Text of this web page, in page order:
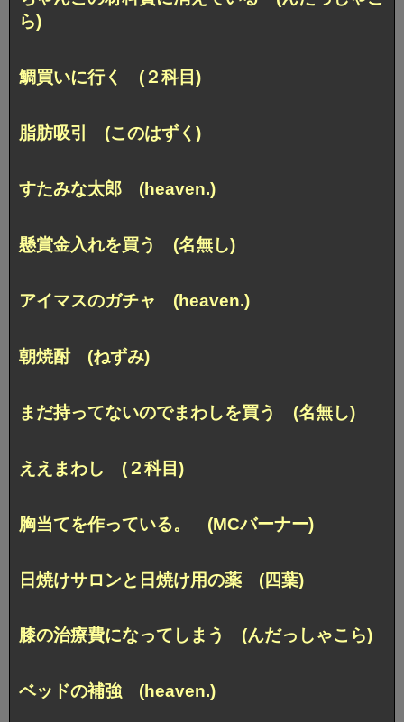
ら)
鯛買いに行く (２科目)
脂肪吸引 (このはずく)
すたみな太郎 (heaven.)
懸賞金入れを買う (名無し)
アイマスのガチャ (heaven.)
朝焼酎 (ねずみ)
まだ持ってないのでまわしを買う (名無し)
ええまわし (２科目)
胸当てを作っている。 (MCバーナー)
日焼けサロンと日焼け用の薬 (四葉)
膝の治療費になってしまう (んだっしゃこら)
ベッドの補強 (heaven.)